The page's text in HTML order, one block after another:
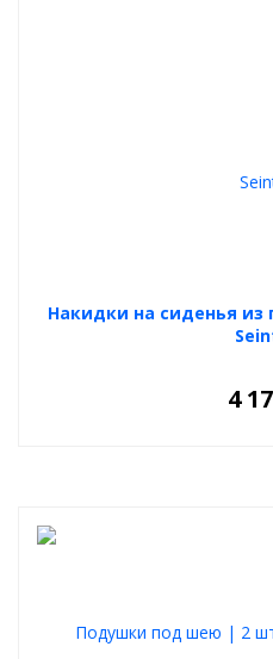
Накидки на сиденья из
4